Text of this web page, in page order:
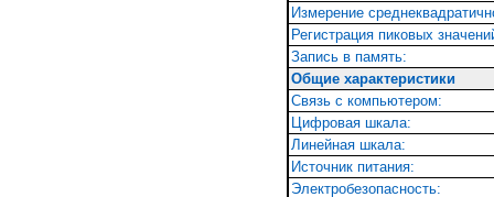
Измерение
Регистрация пиковых
Запись в память:
Общие характеристики
Связь с компьютером:
Цифровая шкала:
Линейная шкала:
Источник питания:
Электробезопасность: